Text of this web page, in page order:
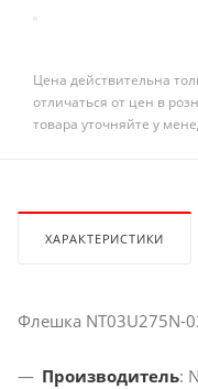
Цена действительна
отличаться от цен в
товара уточняйте у
ХАРАКТЕРИСТИКИ
Флешка NT03U275N-
Производитель: